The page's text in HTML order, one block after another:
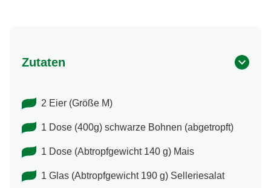
Zutaten
2 Eier (Größe M)
1 Dose (400g) schwarze Bohnen (abgetropft)
1 Dose (Abtropfgewicht 140 g) Mais
1 Glas (Abtropfgewicht 190 g) Selleriesalat